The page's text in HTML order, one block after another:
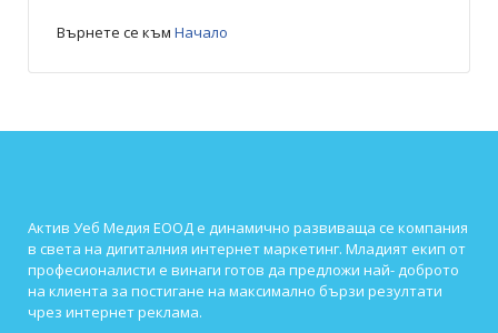
Върнете се към Начало
Актив Уеб Медия ЕООД е динамично развиваща се компания
в света на дигиталния интернет маркетинг. Младият екип от
професионалисти е винаги готов да предложи най- доброто
на клиента за постигане на максимално бързи резултати
чрез интернет реклама.